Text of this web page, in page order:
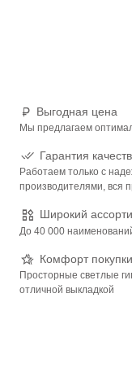
Выгодная цена
Мы предлагаем
Гарантия
Работаем только с
производителями, вся
Широкий
До 40 000
Комфорт покупки
Просторные светлые
отличной выкладкой